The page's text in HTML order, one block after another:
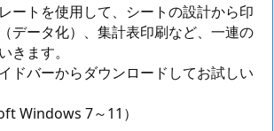
ートを使用して、シートの設計から印
データ化）、集計表印刷など、一連の
きます。
ドバーからダウンロードしてお試しい
Windows 7～11）